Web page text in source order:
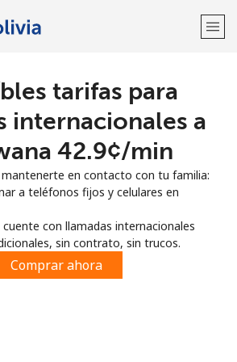
¡Bienvenido!
Regístrate con
o
tarifas para
internacionales a
⁦42.9¢⁩/min
en contacto con tu familia:
a teléfonos fijos y celulares en
con llamadas internacionales
sin contrato, sin trucos.
Comprar ahora